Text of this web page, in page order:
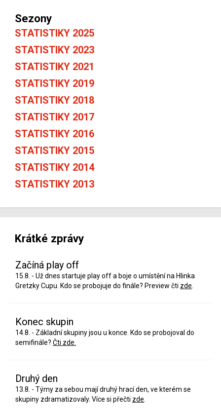
Sezony
STATISTIKY 2025
STATISTIKY 2023
STATISTIKY 2021
STATISTIKY 2019
STATISTIKY 2018
STATISTIKY 2017
STATISTIKY 2016
STATISTIKY 2015
STATISTIKY 2014
STATISTIKY 2013
Krátké zprávy
Začíná play off
15.8. - Už dnes startuje play off a boje o umístění na Hlinka
Gretzky Cupu. Kdo se probojuje do finále? Preview čti zde
Konec skupin
14.8. - Základní skupiny jsou u konce. Kdo se probojoval do
semifinále? Čti zde.
Druhý den
13.8. - Týmy za sebou mají druhý hrací den, ve kterém se
skupiny zdramatizovaly. Více si přečti zde